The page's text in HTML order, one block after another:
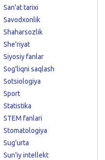
San'at tarixi
Savodxonlik
Shaharsozlik
She'riyat
Siyosiy fanlar
Sog'liqni saqlash
Sotsiologiya
Sport
Statistika
STEM fanlari
Stomatologiya
Sug'urta
Sun'iy intellekt